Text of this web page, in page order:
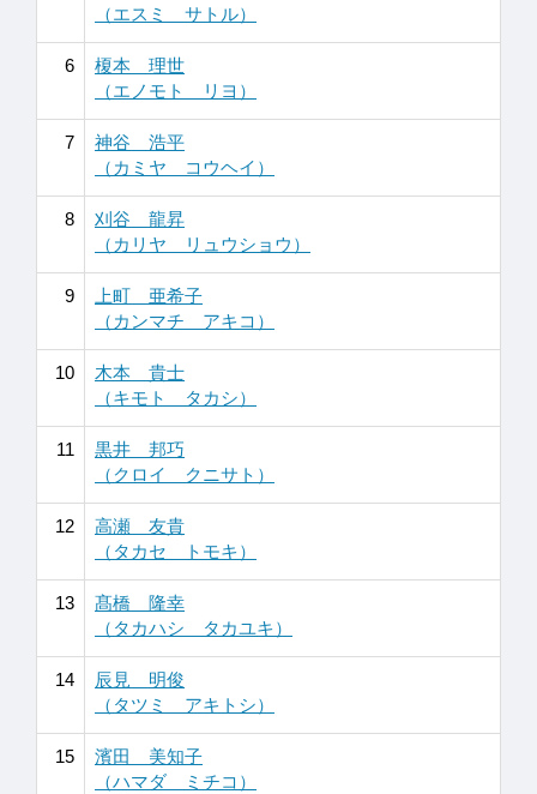
（エスミ サトル）
6
榎本 理世
（エノモト リヨ）
7
神谷 浩平
（カミヤ コウヘイ）
8
刈谷 龍昇
（カリヤ リュウショウ）
9
上町 亜希子
（カンマチ アキコ）
10
木本 貴士
（キモト タカシ）
11
黒井 邦巧
（クロイ クニサト）
12
高瀬 友貴
（タカセ トモキ）
13
髙橋 隆幸
（タカハシ タカユキ）
14
辰見 明俊
（タツミ アキトシ）
15
濱田 美知子
（ハマダ ミチコ）